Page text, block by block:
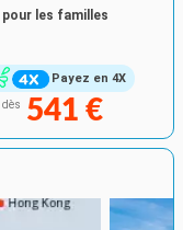
Payez en 4X
pour les familles
dès 541 €